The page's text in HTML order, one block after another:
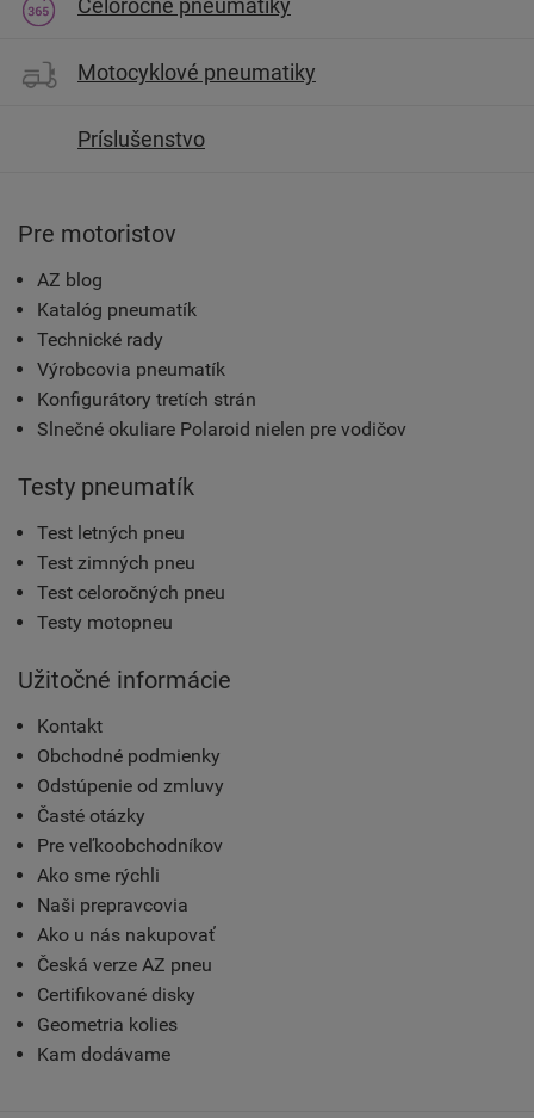
Celoročné pneumatiky
Motocyklové pneumatiky
Príslušenstvo
Pre motoristov
AZ blog
Katalóg pneumatík
Technické rady
Výrobcovia pneumatík
Konfigurátory tretích strán
Slnečné okuliare Polaroid nielen pre vodičov
Testy pneumatík
Test letných pneu
Test zimných pneu
Test celoročných pneu
Testy motopneu
Užitočné informácie
Kontakt
Obchodné podmienky
Odstúpenie od zmluvy
Časté otázky
Pre veľkoobchodníkov
Ako sme rýchli
Naši prepravcovia
Ako u nás nakupovať
Česká verze AZ pneu
Certifikované disky
Geometria kolies
Kam dodávame